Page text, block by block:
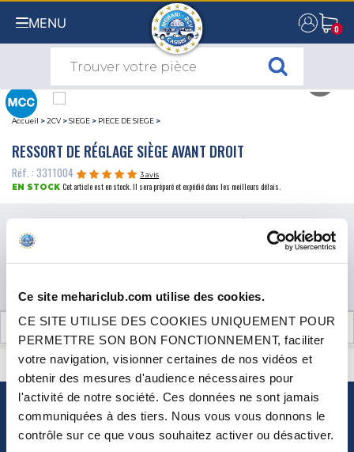
Ce site mehariclub.com utilise des cookies.
CE SITE UTILISE DES COOKIES UNIQUEMENT POUR
PERMETTRE SON BON FONCTIONNEMENT, faciliter
votre navigation, visionner certaines de nos vidéos et
obtenir des mesures d'audience nécessaires pour
l'activité de notre société. Ces données ne sont jamais
communiquées à des tiers. Nous vous vous donnons le
contrôle sur ce que vous souhaitez activer ou désactiver.
MENU 0
0
Accueil >2CV >SIEGE > PIECE DE SIEGE >
RESSORT DE RÉGLAGE SIÈGE AVANT DROIT
Réf. : 3311004
3 avis
EN STOCK Cet article est en stock. Il sera préparé et expédié dans les meilleurs délais.
Prix 7.50 €
QUANTITÉ
AVIS CLIENTS (3)
UNE QUESTION ? BESOIN D 'AIDE ? CONTACTEZ-NOUS
NEWSLETTER
Inscrivez-vous pour recevoir gratuitement